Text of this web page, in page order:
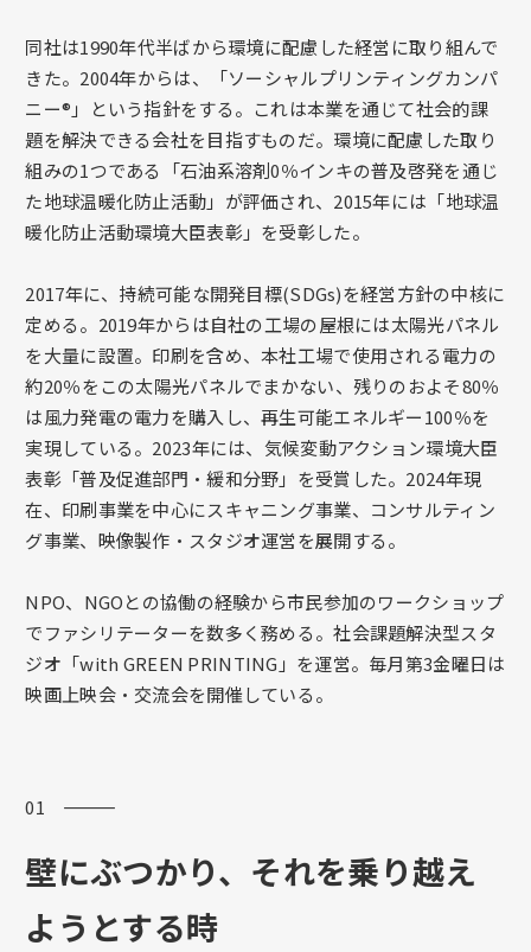
同社は1990年代半ばから環境に配慮した経営に取り組んで
きた。2004年からは、「ソーシャルプリンティングカンパ
ニー®」という指針をする。これは本業を通じて社会的課
題を解決できる会社を目指すものだ。環境に配慮した取り
組みの1つである「石油系溶剤0％インキの普及啓発を通じ
た地球温暖化防止活動」が評価され、2015年には「地球温
暖化防止活動環境大臣表彰」を受彰した。
2017年に、持続可能な開発目標(SDGs)を経営方針の中核に
定める。2019年からは自社の工場の屋根には太陽光パネル
を大量に設置。印刷を含め、本社工場で使用される電力の
約20％をこの太陽光パネルでまかない、残りのおよそ80％
は風力発電の電力を購入し、再生可能エネルギー100％を
実現している。2023年には、気候変動アクション環境大臣
表彰「普及促進部門・緩和分野」を受賞した。2024年現
在、印刷事業を中心にスキャニング事業、コンサルティン
グ事業、映像製作・スタジオ運営を展開する。
NPO、NGOとの協働の経験から市民参加のワークショップ
でファシリテーターを数多く務める。社会課題解決型スタ
ジオ「with GREEN PRINTING」を運営。毎月第3金曜日は
映画上映会・交流会を開催している。
01 ―――
壁にぶつかり、それを乗り越え
ようとする時